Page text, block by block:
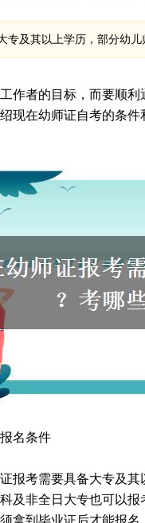
专及其以上学历，部分幼儿
作者的目标，而要顺
现在幼师证自考的条
名条件
报考需要具备大专及
及非全日大专也可以
拿到毕业证后才能报名